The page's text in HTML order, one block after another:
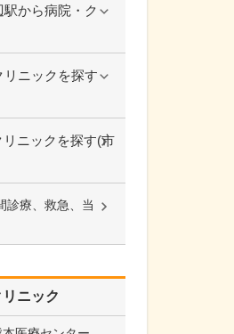
から病院・ク
ニックを探す
ニックを探す(市
診療、救急、当
ニック